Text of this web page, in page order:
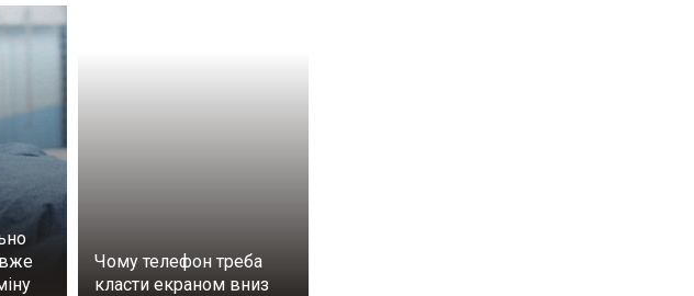
вже
Чому телефон треба
класти екраном вниз